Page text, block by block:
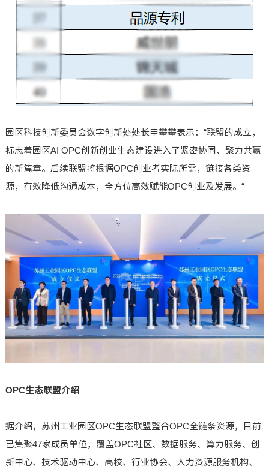
园区科技创新委员会数字创新处处长申攀攀表示：“联盟的成立，
标志着园区AI OPC创新创业生态建设进入了紧密协同、聚力共赢
的新篇章。后续联盟将根据OPC创业者实际所需，链接各类资
源，有效降低沟通成本，全方位高效赋能OPC创业及发展。“
OPC生态联盟介绍
据介绍，苏州工业园区OPC生态联盟整合OPC全链条资源，目前
已集聚47家成员单位，覆盖OPC社区、数据服务、算力服务、创
新中心、技术驱动中心、高校、行业协会、人力资源服务机构、